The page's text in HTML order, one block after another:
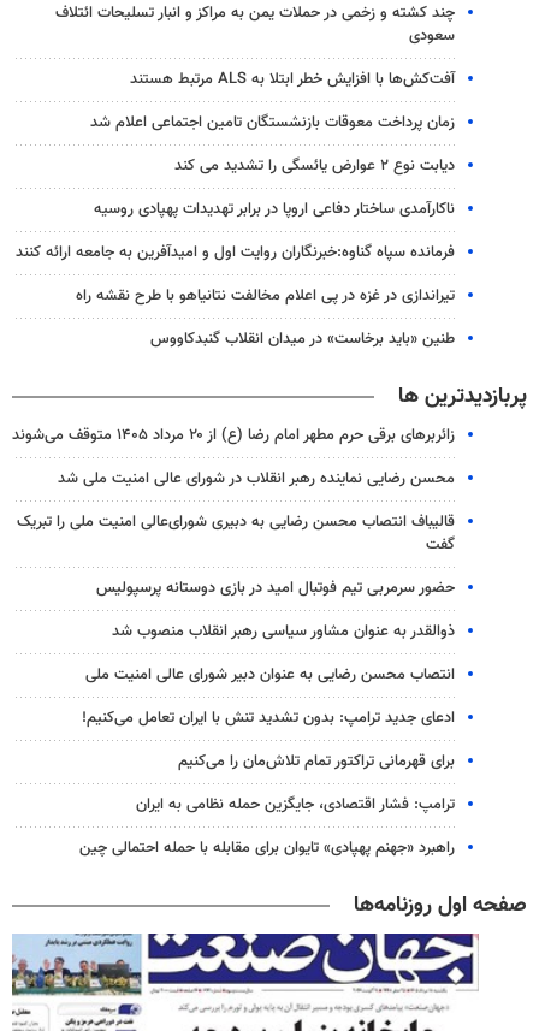
چند کشته و زخمی در حملات یمن به مراکز و انبار تسلیحات ائتلاف
سعودی
آفت‌کش‌ها با افزایش خطر ابتلا به ALS مرتبط هستند
زمان پرداخت معوقات بازنشستگان تامین اجتماعی اعلام شد
دیابت نوع ۲ عوارض یائسگی را تشدید می کند
ناکارآمدی ساختار دفاعی اروپا در برابر تهدیدات پهپادی روسیه
فرمانده سپاه گناوه:خبرنگاران روایت اول و امیدآفرین به جامعه ارائه کنند
تیراندازی در غزه در پی اعلام مخالفت نتانیاهو با طرح نقشه راه
طنین «باید برخاست» در میدان انقلاب گنبدکاووس
پربازدیدترین ها
زائربرهای برقی حرم مطهر امام رضا (ع) از ۲۰ مرداد ۱۴۰۵ متوقف می‌شوند
محسن رضایی نماینده رهبر انقلاب در شورای عالی امنیت ملی شد
قالیباف انتصاب محسن رضایی به دبیری شورای‌عالی امنیت ملی را تبریک
گفت
حضور سرمربی تیم فوتبال امید در بازی دوستانه پرسپولیس
ذوالقدر به عنوان مشاور سیاسی رهبر انقلاب منصوب شد
انتصاب محسن رضایی به عنوان دبیر شورای عالی امنیت ملی
ادعای جدید ترامپ: بدون تشدید تنش با ایران تعامل می‌کنیم!
برای قهرمانی تراکتور تمام تلاش‌مان را می‌کنیم
ترامپ: فشار اقتصادی، جایگزین حمله نظامی به ایران
راهبرد «جهنم پهپادی» تایوان برای مقابله با حمله احتمالی چین
صفحه اول روزنامه‌ها